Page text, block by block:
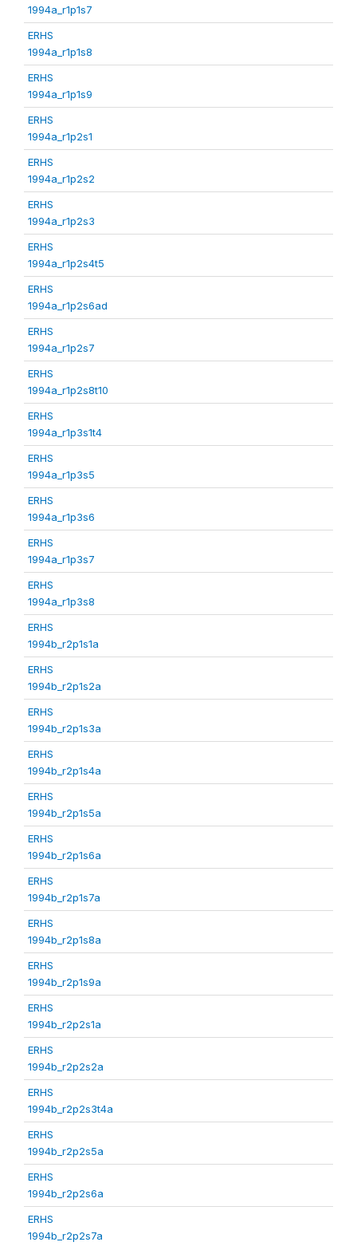
1994a_r1p1s7
ERHS
1994a_r1p1s8
ERHS
1994a_r1p1s9
ERHS
1994a_r1p2s1
ERHS
1994a_r1p2s2
ERHS
1994a_r1p2s3
ERHS
1994a_r1p2s4t5
ERHS
1994a_r1p2s6ad
ERHS
1994a_r1p2s7
ERHS
1994a_r1p2s8t10
ERHS
1994a_r1p3s1t4
ERHS
1994a_r1p3s5
ERHS
1994a_r1p3s6
ERHS
1994a_r1p3s7
ERHS
1994a_r1p3s8
ERHS
1994b_r2p1s1a
ERHS
1994b_r2p1s2a
ERHS
1994b_r2p1s3a
ERHS
1994b_r2p1s4a
ERHS
1994b_r2p1s5a
ERHS
1994b_r2p1s6a
ERHS
1994b_r2p1s7a
ERHS
1994b_r2p1s8a
ERHS
1994b_r2p1s9a
ERHS
1994b_r2p2s1a
ERHS
1994b_r2p2s2a
ERHS
1994b_r2p2s3t4a
ERHS
1994b_r2p2s5a
ERHS
1994b_r2p2s6a
ERHS
1994b_r2p2s7a